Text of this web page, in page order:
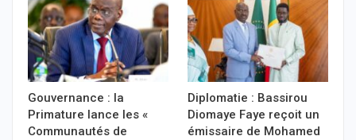
Gouvernance : la
Primature lance les «
Communautés de
Diplomatie : Bassirou
Diomaye Faye reçoit un
émissaire de Mohamed